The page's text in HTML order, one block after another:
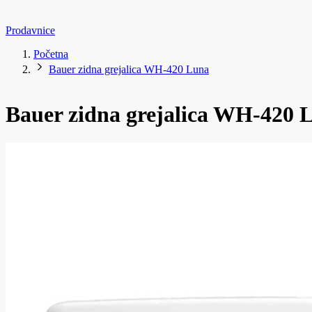
Prodavnice
Početna
Bauer zidna grejalica WH-420 Luna
Bauer zidna grejalica WH-420